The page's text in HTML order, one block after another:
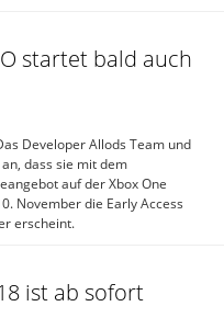
startet bald auch
Developer Allods Team und
dass sie mit dem
auf der Xbox One
November die Early Access
erscheint.
ist ab sofort